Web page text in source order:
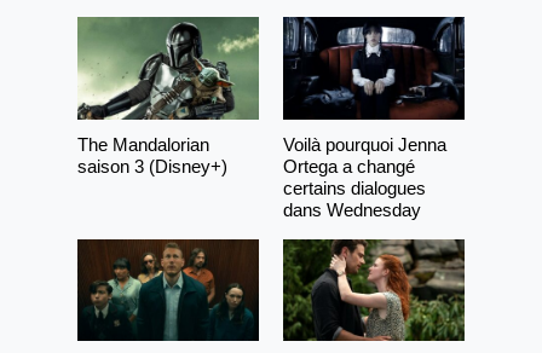
The Mandalorian
saison 3 (Disney+)
Voilà pourquoi Jenna
Ortega a changé
certains dialogues
dans Wednesday